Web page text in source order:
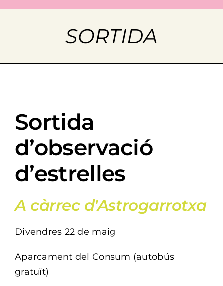
Cerca
SORTIDA
Sortida
d’observació
d’estrelles
A càrrec d'Astrogarrotxa
Divendres 22 de maig
Aparcament del Consum (autobús
gratuït)